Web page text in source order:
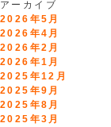
アーカイブ
2026年5月
2026年4月
2026年2月
2026年1月
2025年12月
2025年9月
2025年8月
2025年3月